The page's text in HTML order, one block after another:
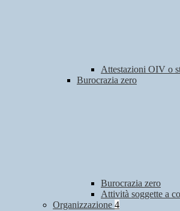
Attestazioni OIV o
Burocrazia zero
Burocrazia zero
Attività soggette a
Organizzazione 4